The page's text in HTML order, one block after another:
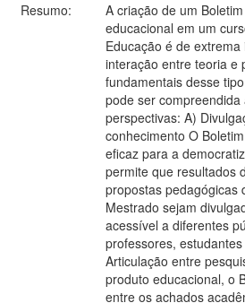
Resumo:
A criação de um
educacional em um
Educação é de
interação entre teoria e
fundamentais desse
pode ser
perspectivas: A)
conhecimento O
eficaz para a
permite que resultados
propostas pedagógicas
Mestrado sejam
acessível a diferentes
professores,
Articulação entre
produto educacional, o
entre os achados